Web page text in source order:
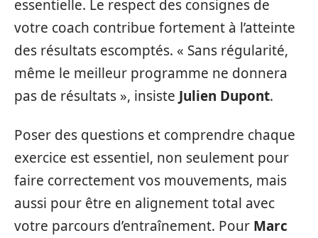
essentielle. Le respect des consignes de
votre coach contribue fortement à l’atteinte
des résultats escomptés. « Sans régularité,
même le meilleur programme ne donnera
pas de résultats », insiste Julien Dupont.
Poser des questions et comprendre chaque
exercice est essentiel, non seulement pour
faire correctement vos mouvements, mais
aussi pour être en alignement total avec
votre parcours d’entraînement. Pour Marc